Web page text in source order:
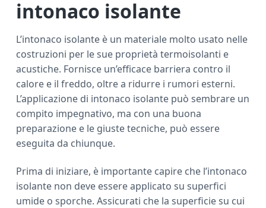
intonaco isolante
L’intonaco isolante è un materiale molto usato nelle
costruzioni per le sue proprietà termoisolanti e
acustiche. Fornisce un’efficace barriera contro il
calore e il freddo, oltre a ridurre i rumori esterni.
L’applicazione di intonaco isolante può sembrare un
compito impegnativo, ma con una buona
preparazione e le giuste tecniche, può essere
eseguita da chiunque.
Prima di iniziare, è importante capire che l’intonaco
isolante non deve essere applicato su superfici
umide o sporche. Assicurati che la superficie su cui